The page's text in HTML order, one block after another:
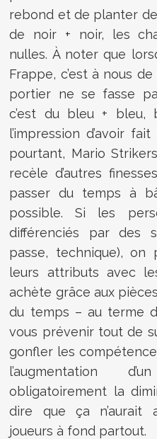
rebond et de planter
de noir + noir, les
nulles. À noter que
Frappe, c’est à nous
portier ne se fasse
c’est du bleu + bleu,
l’impression d’avoir
pourtant, Mario
recèle d’autres
passer du temps à
possible. Si les
différenciés par des
passe, technique), on
leurs attributs avec
achète grâce aux
du temps – au terme
vous prévenir tout de
gonfler les
l’augmentation
obligatoirement la
dire que ça n’aurait
joueurs à fond partout.